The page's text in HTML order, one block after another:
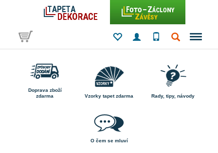
Doprava zboží
zdarma
Vzorky tapet zdarma Rady, tipy, návody
O čem se mluví